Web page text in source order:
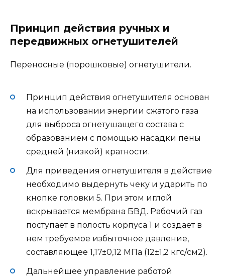
Принцип действия ручных и
передвижных огнетушителей
Переносные (порошковые) огнетушители.
Принцип действия огнетушителя основан
на использовании энергии сжатого газа
для выброса огнетушащего состава с
образованием с помощью насадки пены
средней (низкой) кратности.
Для приведения огнетушителя в действие
необходимо выдернуть чеку и ударить по
кнопке головки 5. При этом иглой
вскрывается мембрана БВД. Рабочий газ
поступает в полость корпуса 1 и создает в
нем требуемое избыточное давление,
составляющее 1,17±0,12 МПа (12±1,2 кгс/см2).
Дальнейшее управление работой